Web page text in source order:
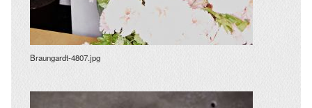
Braungardt-4807.jpg